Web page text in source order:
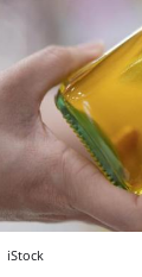
iStock